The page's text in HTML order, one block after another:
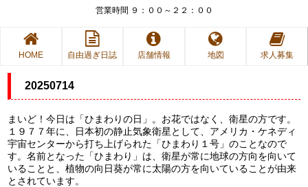
営業時間 ９：００～２２：００
HOME 自由過ぎ日誌 店舗情報 地図 求人募集
20250714
まいど！今日は「ひまわりの日」。お花ではなく、衛星の方です。
１９７７年に、日本初の静止気象衛星として、アメリカ・ケネディ
宇宙センターから打ち上げられた「ひまわり１号」のことなので
す。名前となった「ひまわり」は、衛星が常に地球の方向を向いて
いることと、植物の向日葵が常に太陽の方を向いていることが由来
とされています。